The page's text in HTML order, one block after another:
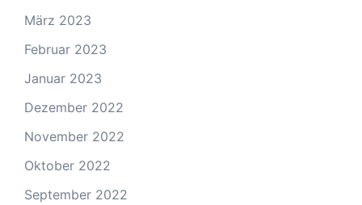
März 2023
Februar 2023
Januar 2023
Dezember 2022
November 2022
Oktober 2022
September 2022